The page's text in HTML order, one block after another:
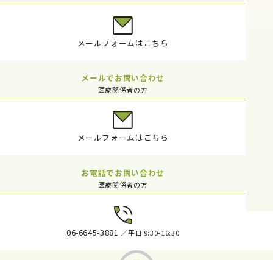
メールフォームはこちら
メールでお問い合わせ
医療関係者の方
メールフォームはこちら
お電話でお問い合わせ
医療関係者の方
06-6645-3881 ／平日 9:30-16:30